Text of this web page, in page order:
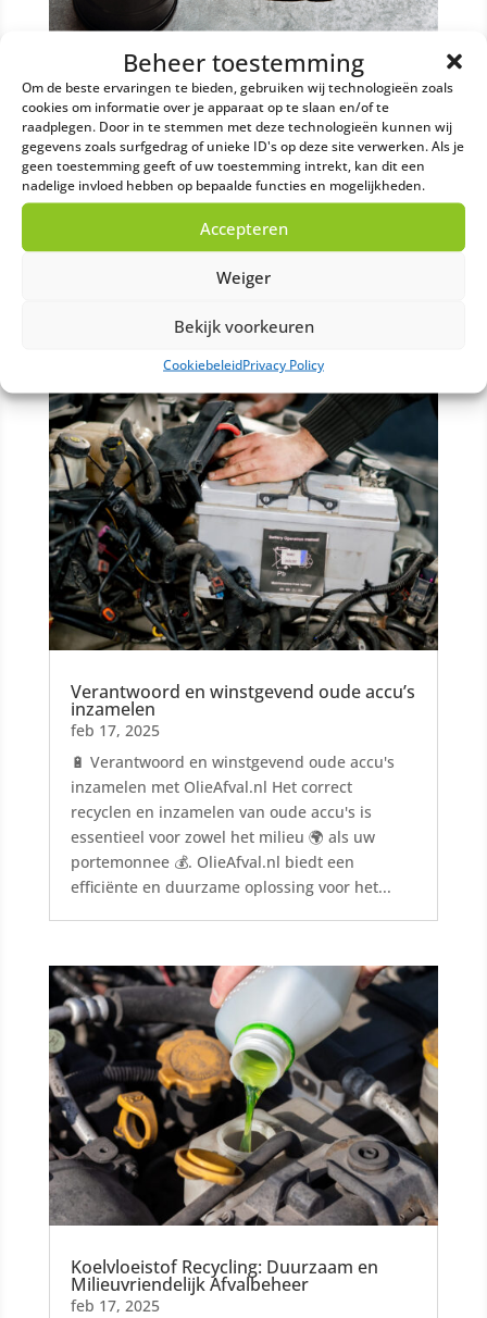
Beheer toestemming
Om de beste ervaringen te bieden, gebruiken wij technologieën zoals
cookies om informatie over je apparaat op te slaan en/of te
raadplegen. Door in te stemmen met deze technologieën kunnen wij
gegevens zoals surfgedrag of unieke ID's op deze site verwerken. Als je
geen toestemming geeft of uw toestemming intrekt, kan dit een
nadelige invloed hebben op bepaalde functies en mogelijkheden.
Accepteren
Weiger
Bekijk voorkeuren
CookiebeleidPrivacy Policy
Afgewerkte olie afvoeren: efficiënt en
milieuvriendelijk
mrt 5, 2025
Bedrijven in de industrie, transport en
werkplaatsen produceren dagelijks grote
systeemoliën verliezen na verloop van tijd hun
bruikbaar. Vanwege de chemische
Verantwoord en winstgevend oude accu’s
inzamelen
feb 17, 2025
🔋 Verantwoord en winstgevend oude accu's
inzamelen met OlieAfval.nl Het correct
recyclen en inzamelen van oude accu's is
essentieel voor zowel het milieu 🌍 als uw
portemonnee 💰. OlieAfval.nl biedt een
efficiënte en duurzame oplossing voor het...
Koelvloeistof Recycling: Duurzaam en
Milieuvriendelijk Afvalbeheer
feb 17, 2025